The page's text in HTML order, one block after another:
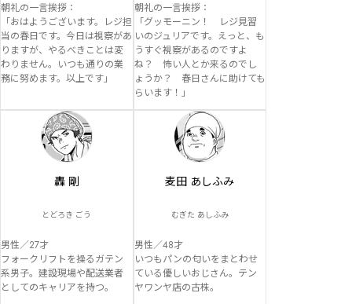
朝礼の一言挨拶：
「おはようございます。レジ担
当の春日です。今日は視察があ
りますが、やるべきことは変
わりません。いつも通りの業
務に努めます。以上です」
朝礼の一言挨拶：
「グッモーニン！　レジ見習
いのジュリアです。えっと、も
うすぐ視察があるのですよ
ね？　怖い人とか来るのでし
ょうか？　春日さんに助けても
らいます！」
轟 剛
とどろき ごう
男性／27才
フォークリフトを操るガテン
系男子。建設現場や配送業者
としてのキャリアを持つ。
麦田 あしふみ
むぎた あしふみ
男性／48才
いつもパンの匂いをまとわせ
ている優しいおじさん。テン
ヤワンヤ店の古株。